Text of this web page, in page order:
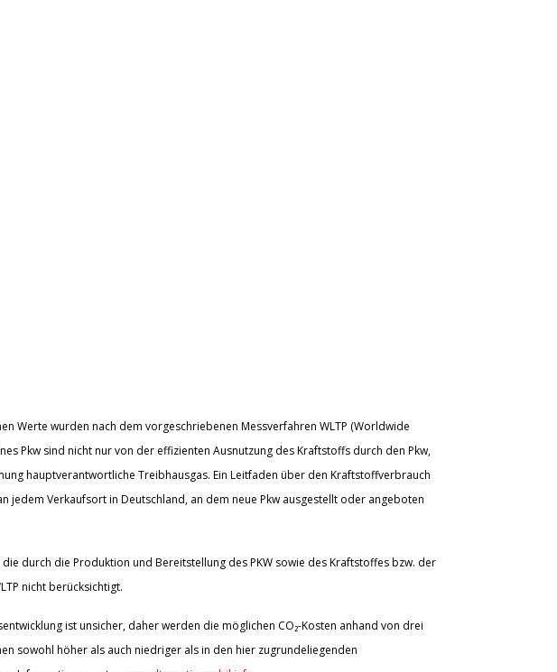
Werte wurden nach dem vorgeschriebenen Messverfahren WLTP (Worldwide
Pkw sind nicht nur von der effizienten Ausnutzung des Kraftstoffs durch den Pkw,
hauptverantwortliche Treibhausgas. Ein Leitfaden über den Kraftstoffverbrauch
jedem Verkaufsort in Deutschland, an dem neue Pkw ausgestellt oder angeboten
durch die Produktion und Bereitstellung des PKW sowie des Kraftstoffes bzw. der
nicht berücksichtigt.
ist unsicher, daher werden die möglichen CO₂-Kosten anhand von drei
sowohl höher als auch niedriger als in den hier zugrundeliegenden